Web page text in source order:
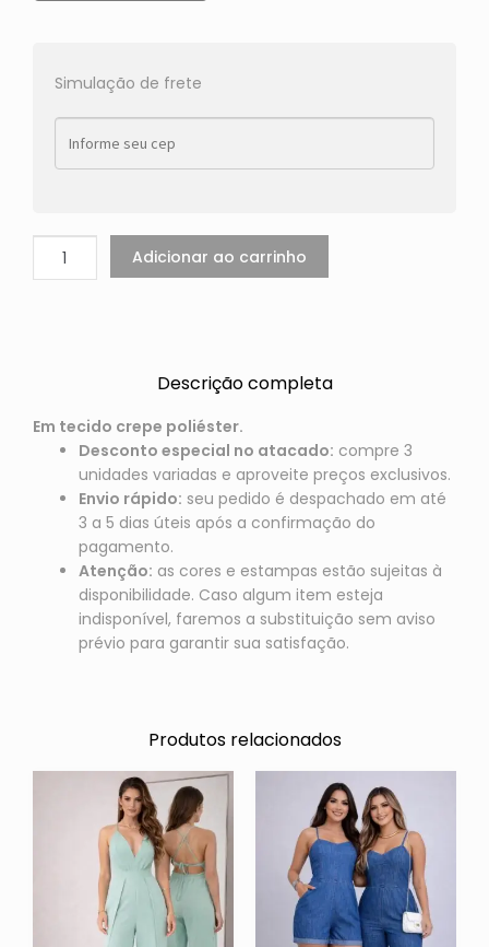
Simulação de frete
Adicionar ao carrinho
Descrição completa
Em tecido crepe poliéster.
Desconto especial no atacado: compre 3
unidades variadas e aproveite preços exclusivos.
Envio rápido: seu pedido é despachado em até
3 a 5 dias úteis após a confirmação do
pagamento.
Atenção: as cores e estampas estão sujeitas à
disponibilidade. Caso algum item esteja
indisponível, faremos a substituição sem aviso
prévio para garantir sua satisfação.
Produtos relacionados